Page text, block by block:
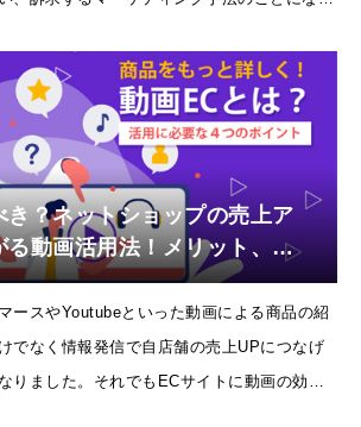
、
き？ネットショップの売上ア
る動画活用法！メリット、デ
ースやYoutubeといった動画による商品の紹
でなく情報発信で自店舗の売上UPにつなげ
りました。それでもECサイトに動画の効果